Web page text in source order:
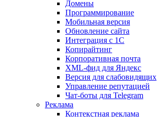
Домены
Программирование
Мобильная версия
Обновление сайта
Интеграция с 1С
Копирайтинг
Корпоративная почта
XML-фид для Яндекс
Версия для слабовидящих
Управление репутацией
Чат-боты для Telegram
Реклама
Контекстная реклама